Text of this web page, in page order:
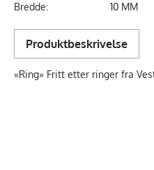
Bredde:
10 MM
Produktbeskrivelse
«Ring» Fritt etter ringer fra